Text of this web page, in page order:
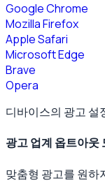
Google Chrome
Mozilla Firefox
Apple Safari
Microsoft Edge
Brave
Opera
디바이스의 광고
광고 업계 옵트아웃
맞춤형 광고를 원하